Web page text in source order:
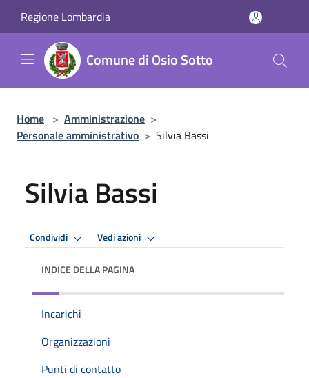
Regione Lombardia
Comune di Osio Sotto
Home > Amministrazione >
Personale amministrativo > Silvia Bassi
Silvia Bassi
Condividi Vedi azioni
INDICE DELLA PAGINA
Incarichi
Organizzazioni
Punti di contatto